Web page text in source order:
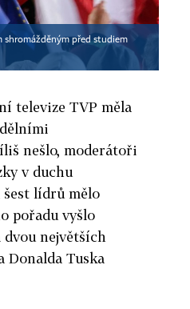
shromážděným před studiem
televize TVP měla
nešlo, moderátoři
v duchu
šest lídrů mělo
pořadu vyšlo
největších
Donalda Tuska